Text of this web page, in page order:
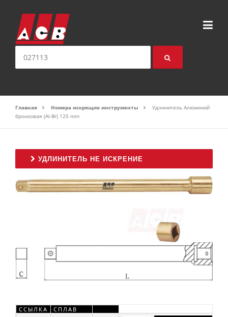
Главная Номера искрящие инструменты
Удлинитель Алюминий
бронзовая (Al-Br) 125 mm
УДЛИНИТЕЛЬ НЕ ИСКРЕНИЕ
ССЫЛКА СПЛАВ